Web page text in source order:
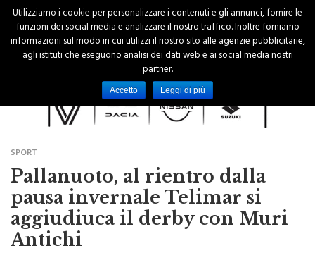
SPORT
Pallanuoto, al rientro dalla
pausa invernale Telimar si
aggiudiuca il derby con Muri
Utilizziamo i cookie per personalizzare i contenuti e gli annunci, fornire le
funzioni dei social media e analizzare il nostro traffico. Inoltre forniamo
informazioni sul modo in cui utilizzi il nostro sito alle agenzie pubblicitarie,
agli istituti che eseguono analisi dei dati web e ai social media nostri
partner.
Accetto Leggi di più